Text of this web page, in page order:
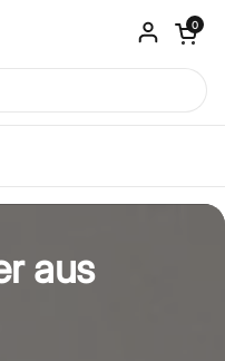
Warenkorb
0
aus